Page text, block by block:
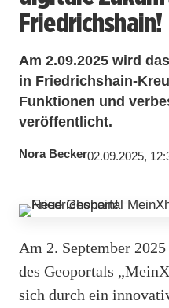
Friedrichshain!
Am 2.09.2025 wird
in Friedrichshain-
Funktionen und
veröffentlicht.
Nora Becker02.09.2025,
Am 2. September
des Geoportals
sich durch ein